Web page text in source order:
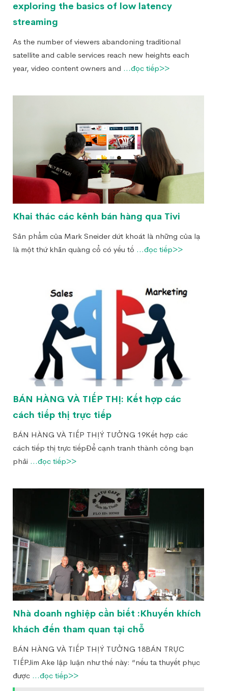
exploring the basics of low latency
streaming
As the number of viewers abandoning traditional
satellite and cable services reach new heights each
year, video content owners and ...đọc tiếp>>
Khai thác các kênh bán hàng qua Tivi
Sản phẩm của Mark Sneider dứt khoát là những của lạ
là một thứ khăn quàng cổ có yếu tố ...đọc tiếp>>
BÁN HÀNG VÀ TIẾP THỊ: Kết hợp các
cách tiếp thị trực tiếp
BÁN HÀNG VÀ TIẾP THỊÝ TƯỞNG 19Kết hợp các
cách tiếp thị trực tiếpĐể cạnh tranh thành công bạn
phải ...đọc tiếp>>
Nhà doanh nghiệp cần biết :Khuyến khích
khách đến tham quan tại chỗ
BÁN HÀNG VÀ TIẾP THỊÝ TƯỞNG 18BÁN TRỰC
TIẾPJim Ake lập luận như thế này: “nếu ta thuyết phục
được ...đọc tiếp>>